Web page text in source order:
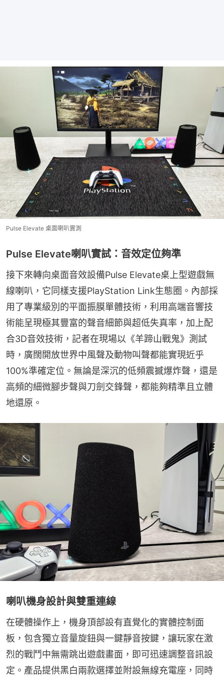
Pulse Elevate 桌面喇叭實測
Pulse Elevate喇叭實試：音效定位夠準
接下來轉向桌面音效設備Pulse Elevate桌上型遊戲無
線喇叭，它同樣支援PlayStation Link生態圈。內部採
用了專業級別的平面振膜單體技術，利用高端音響技
術能呈現極其豐富的聲音細節與超低失真率，加上配
合3D音效技術，記者在現場以《羊蹄山戰鬼》測試
時，廣闊開放世界中風聲及動物叫聲都能實現近乎
100%準確定位。無論是深沉的低頻震撼爆炸聲，還是
高頻的細微腳步聲與刀劍交鋒聲，都能夠精準且立體
地還原。
喇叭機身設計與雙重連線
在硬體操作上，機身頂部設有直覺化的實體控制面
板，包含獨立音量旋鈕與一鍵靜音按鍵，讓玩家在激
烈的戰鬥中無需跳出遊戲畫面，即可迅速調整音訊設
定。產品提供黑白兩款選擇並附設無線充電座，同時